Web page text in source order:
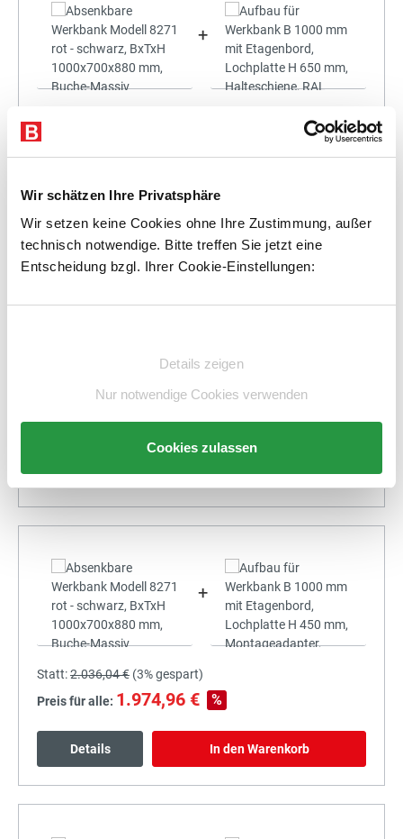
Wir schätzen Ihre Privatsphäre
Wir setzen keine Cookies ohne Ihre Zustimmung, außer
technisch notwendige. Bitte treffen Sie jetzt eine
Entscheidung bzgl. Ihrer Cookie-Einstellungen:
Details zeigen
Nur notwendige Cookies verwenden
Cookies zulassen
+
Preis für alle:
Details In den Warenkorb
1.941,75 €(3%gespart)
Preis für alle:1.883,50 € %
+
Statt:2.036,04 € (3%gespart)
Preis für alle: 1.974,96 € %
Details In den Warenkorb